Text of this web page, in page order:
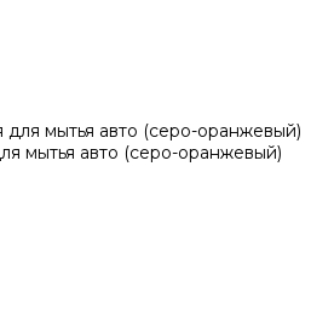
мытья авто (серо-оранжевый)